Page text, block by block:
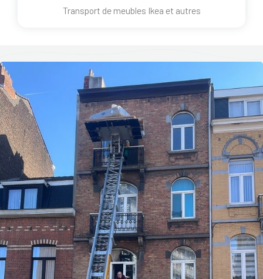
Transport de meubles Ikea et autres